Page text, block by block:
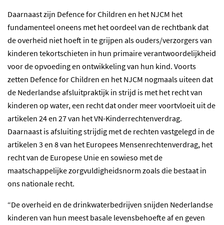
Daarnaast zijn Defence for Children en het NJCM het
fundamenteel oneens met het oordeel van de rechtbank dat
de overheid niet hoeft in te grijpen als ouders/verzorgers van
kinderen tekortschieten in hun primaire verantwoordelijkheid
voor de opvoeding en ontwikkeling van hun kind. Voorts
zetten Defence for Children en het NJCM nogmaals uiteen dat
de Nederlandse afsluitpraktijk in strijd is met het recht van
kinderen op water, een recht dat onder meer voortvloeit uit de
artikelen 24 en 27 van het VN-Kinderrechtenverdrag.
Daarnaast is afsluiting strijdig met de rechten vastgelegd in de
artikelen 3 en 8 van het Europees Mensenrechtenverdrag, het
recht van de Europese Unie en sowieso met de
maatschappelijke zorgvuldigheidsnorm zoals die bestaat in
ons nationale recht.
“De overheid en de drinkwaterbedrijven snijden Nederlandse
kinderen van hun meest basale levensbehoefte af en geven